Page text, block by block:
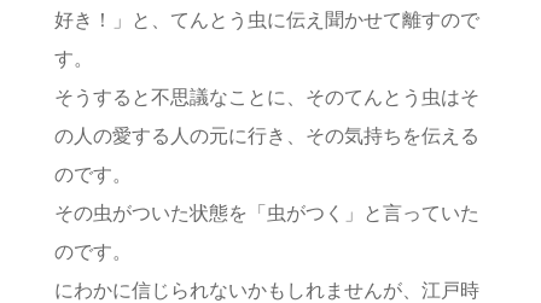
好き！」と、てんとう虫に伝え聞かせて離すので
す。
そうすると不思議なことに、そのてんとう虫はそ
の人の愛する人の元に行き、その気持ちを伝える
のです。
その虫がついた状態を「虫がつく」と言っていた
のです。
にわかに信じられないかもしれませんが、江戸時